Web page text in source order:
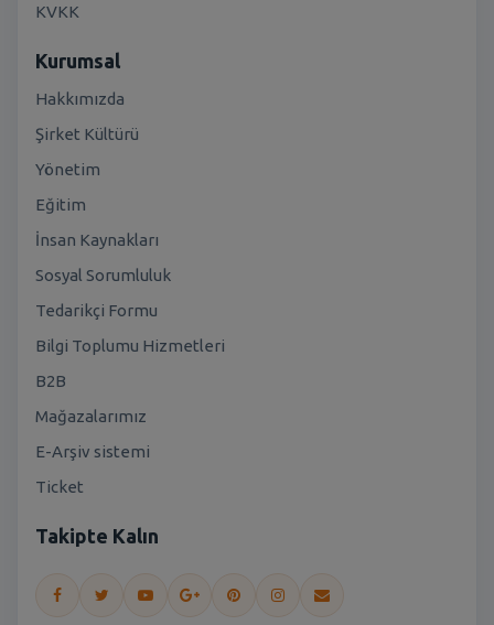
KVKK
Kurumsal
Hakkımızda
Şirket Kültürü
Yönetim
Eğitim
İnsan Kaynakları
Sosyal Sorumluluk
Tedarikçi Formu
Bilgi Toplumu Hizmetleri
B2B
Mağazalarımız
E-Arşiv sistemi
Ticket
Takipte Kalın